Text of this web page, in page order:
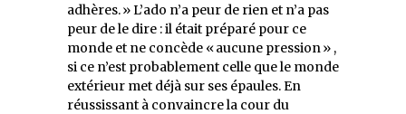
adhères. » L’ado n’a peur de rien et n’a pas
peur de le dire : il était préparé pour ce
monde et ne concède « aucune pression » ,
si ce n’est probablement celle que le monde
extérieur met déjà sur ses épaules. En
réussissant à convaincre la cour du